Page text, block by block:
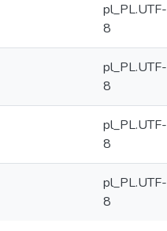
pl_PL.UTF-
8
pl_PL.UTF-
8
pl_PL.UTF-
8
pl_PL.UTF-
8